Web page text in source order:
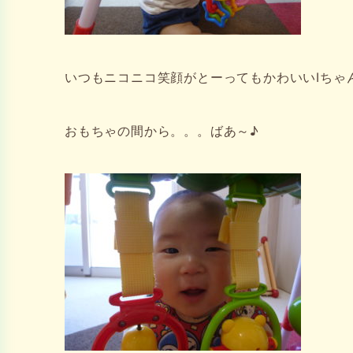
いつもニコニコ笑顔がとーってもかわいいIち
おもちゃの間から。。。ばあ～♪